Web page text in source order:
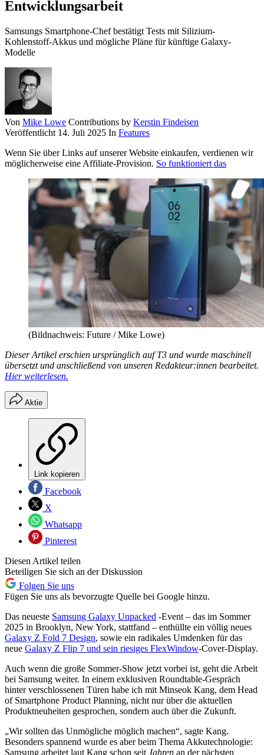
Entwicklungsarbeit
Samsungs Smartphone-Chef bestätigt Tests mit Silizium-
Kohlenstoff-Akkus und mögliche Pläne für künftige Galaxy-
Modelle
Von Mike Lowe Contributions by Kerstin Findeisen
Veröffentlicht 14. Juli 2025 In Features
Wenn Sie über Links auf unserer Website einkaufen, verdienen wir
möglicherweise eine Affiliate-Provision. So funktioniert das
(Bildnachweis: Future / Mike Lowe)
Dieser Artikel erschien ursprünglich auf T3 und wurde maschinell
übersetzt und anschließend von unseren Redakteur:innen bearbeitet.
Hier weiterlesen.
Aktie
Link kopieren
Facebook
X
Whatsapp
Pinterest
Diesen Artikel teilen
Beteiligen Sie sich an der Diskussion
Folgen Sie uns
Fügen Sie uns als bevorzugte Quelle bei Google hinzu.
Das neueste Samsung Galaxy Unpacked -Event – das im Sommer
2025 in Brooklyn, New York, stattfand – enthüllte ein völlig neues
Galaxy Z Fold 7 Design, sowie ein radikales Umdenken für das
neue Galaxy Z Flip 7 und sein riesiges FlexWindow-Cover-Display.
Auch wenn die große Sommer-Show jetzt vorbei ist, geht die Arbeit
bei Samsung weiter. In einem exklusiven Roundtable-Gespräch
hinter verschlossenen Türen habe ich mit Minseok Kang, dem Head
of Smartphone Product Planning, nicht nur über die aktuellen
Produktneuheiten gesprochen, sondern auch über die Zukunft.
„Wir sollten das Unmögliche möglich machen“, sagte Kang.
Besonders spannend wurde es aber beim Thema Akkutechnologie:
Samsung arbeitet laut Kang schon seit Jahren an der nächsten